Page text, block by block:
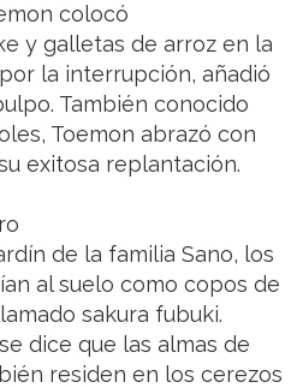
colocó
y galletas de arroz en la
la interrupción, añadió
También conocido
Toemon abrazó con
exitosa replantación.
de la familia Sano, los
al suelo como copos de
sakura fubuki.
dice que las almas de
residen en los cerezos